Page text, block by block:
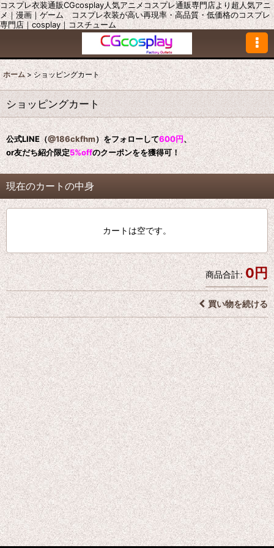
コスプレ衣装通販CGcosplay人気アニメコスプレ通販専門店より超人気アニ
メ｜漫画｜ゲーム コスプレ衣装が高い再現率・高品質・低価格のコスプレ
専門店｜cosplay｜コスチューム
ホーム > ショッピングカート
ショッピングカート
公式LINE（@186ckfhm）をフォローして600円、
or友だち紹介限定5%offのクーポンをを獲得可！
現在のカートの中身
カートは空です。
商品合計: 0円
買い物を続ける